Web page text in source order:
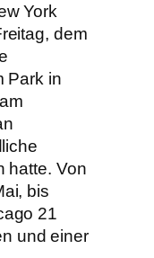
York
dem
Park in
hatte. Von
bis
21
und einer